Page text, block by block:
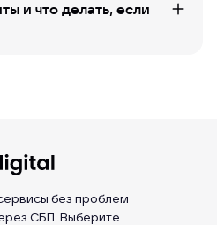
и что делать, если
без проблем
СБП. Выберите